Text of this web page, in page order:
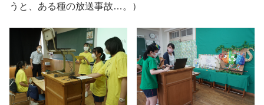
うと、ある種の放送事故…。）